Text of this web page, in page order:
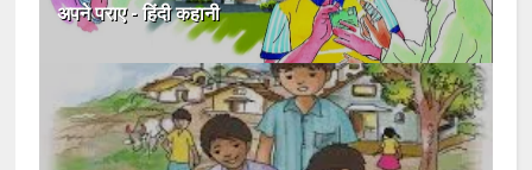
अपने पराए - हिंदी कहानी